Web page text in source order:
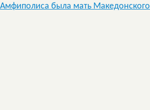
была мать Македонского